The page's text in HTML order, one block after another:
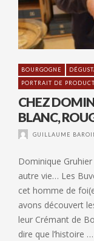
BOURGOGNE
PORTRAIT DE
CHEZ
BLANC,
GUILLAUME
Dominique
autre vie… Les
cet homme de
avons découvert
leur Crémant de
dire que l’histoire